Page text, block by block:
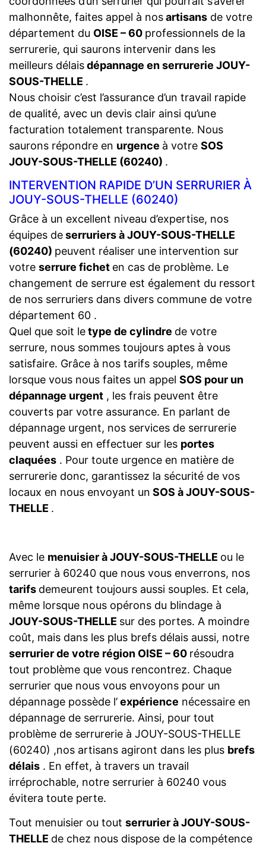
malhonnête, faites appel à nosartisans de votre
département du OISE – 60 professionnels de la
serrurerie, qui saurons intervenir dans les
meilleurs délaisdépannage en serrurerie JOUY-
SOUS-THELLE .
Nous choisir c’est l’assurance d’un travail rapide
de qualité, avec un devis clair ainsi qu’une
facturation totalement transparente. Nous
saurons répondre en urgence à votre SOS
JOUY-SOUS-THELLE (60240) .
INTERVENTION RAPIDE D’UN SERRURIER À
JOUY-SOUS-THELLE (60240)
Grâce à un excellent niveau d’expertise, nos
équipes deserruriers à JOUY-SOUS-THELLE
(60240) peuvent réaliser une intervention sur
votre serrure fichet en cas de problème. Le
changement de serrure est également du ressort
de nos serruriers dans divers commune de votre
département 60 .
Quel que soit letype de cylindre de votre
serrure, nous sommes toujours aptes à vous
satisfaire. Grâce à nos tarifs souples, même
lorsque vous nous faites un appel SOS pour un
dépannage urgent , les frais peuvent être
couverts par votre assurance. En parlant de
dépannage urgent, nos services de serrurerie
peuvent aussi en effectuer sur les portes
claquées . Pour toute urgence en matière de
serrurerie donc, garantissez la sécurité de vos
locaux en nous envoyant un SOS à JOUY-SOUS-
THELLE .
Avec le menuisier à JOUY-SOUS-THELLE ou le
serrurier à 60240 que nous vous enverrons, nos
tarifs demeurent toujours aussi souples. Et cela,
même lorsque nous opérons du blindage à
JOUY-SOUS-THELLE sur des portes. A moindre
coût, mais dans les plus brefs délais aussi, notre
serrurier de votre région OISE – 60 résoudra
tout problème que vous rencontrez. Chaque
serrurier que nous vous envoyons pour un
dépannage possède l’expérience nécessaire en
dépannage de serrurerie. Ainsi, pour tout
problème de serrurerie à JOUY-SOUS-THELLE
(60240) ,nos artisans agiront dans les plus brefs
délais . En effet, à travers un travail
irréprochable, notre serrurier à 60240 vous
évitera toute perte.
Tout menuisier ou tout serrurier à JOUY-SOUS-
THELLE de chez nous dispose de la compétence